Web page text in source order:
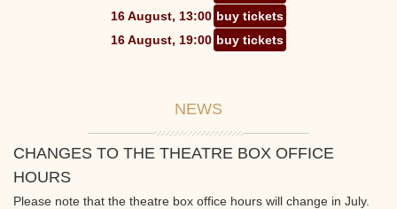
16 August, 13:00 buy tickets
16 August, 19:00 buy tickets
NEWS
CHANGES TO THE THEATRE BOX OFFICE
HOURS
Please note that the theatre box office hours will change in July.